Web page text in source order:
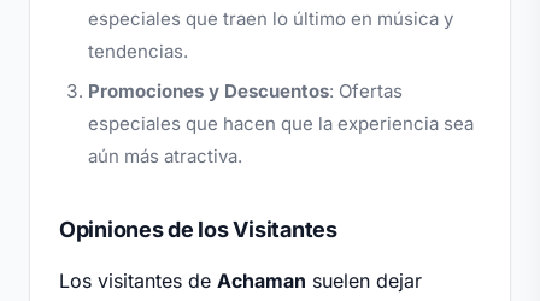
especiales que traen lo último en música y
tendencias.
Promociones y Descuentos: Ofertas
especiales que hacen que la experiencia sea
aún más atractiva.
Opiniones de los Visitantes
Los visitantes de Achaman suelen dejar